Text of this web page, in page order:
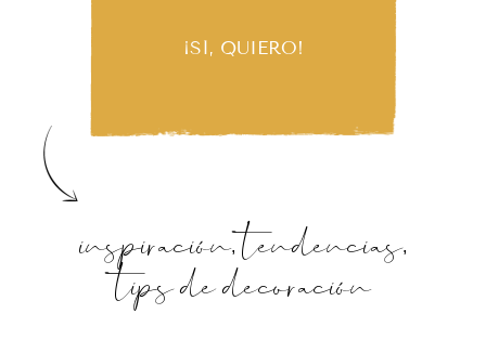
¡SÍ, QUIERO!
inspiración, tendencias,
tips de decoración